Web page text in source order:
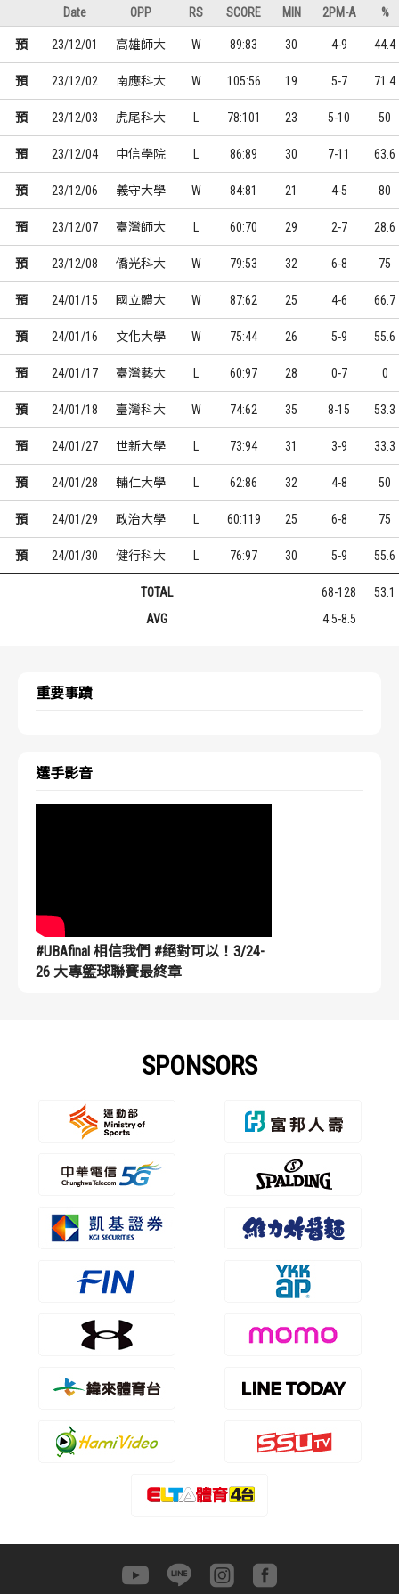
Date
OPP RS SCORE MIN 2PM-A %
預 23/12/01 高雄師大 W 89:83 30 4-9 44.4
預 23/12/02 南應科大 W 105:56 19 5-7 71.4
預 23/12/03 虎尾科大 78:101 23 5-10 50
預 23/12/04 中信學院 86:89 30 7-11 63.6
預 23/12/06 義守大學 W 84:81 21 4-5 80
預 23/12/07 臺灣師大 60:70 29 2-7 28.6
預 23/12/08 僑光科大 W 79:53 32 6-8 75
預 24/01/15 國立體大 W 87:62 25 4-6 66.7
預 24/01/16 文化大學 W 75:44 26 5-9 55.6
預 24/01/17 臺灣藝大 60:97 28 0-7 0
預 24/01/18 臺灣科大 W 74:62 35 8-15 53.3
預 24/01/27 世新大學 73:94 31 3-9 33.3
預 24/01/28 輔仁大學 62:86 32 4-8 50
預 24/01/29 政治大學 60:119 25 6-8 75
預 24/01/30 健行科大 76:97 30 5-9 55.6
TOTAL 68-128
53.1
AVG
4.5-8.5
重要事蹟
選手影音
#UBAfinal 相信我們 #絕對可以！3/24-
26 大專籃球聯賽最終章
SPONSORS